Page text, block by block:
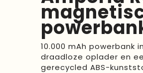
10.000 mAh
draadloze oplader en
gerecycled ABS-